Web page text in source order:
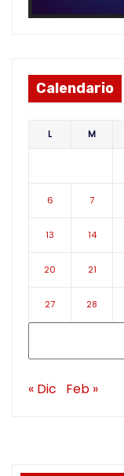
Calendario
L M
6 7
13 14
20 21
27 28
« Dic Feb »